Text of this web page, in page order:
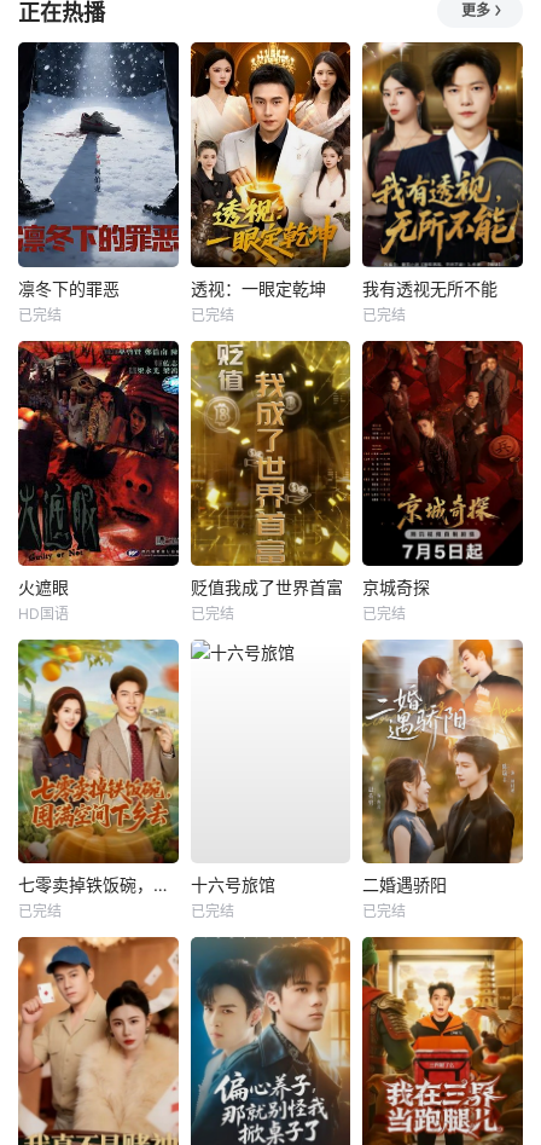
正在热播 更多
凛冬下的罪恶
已完结
透视：一眼定乾坤
已完结
我有透视无所不能
已完结
火遮眼
HD国语
贬值我成了世界首富
已完结
京城奇探
已完结
七零卖掉铁饭碗，囤满空间下乡去
已完结
十六号旅馆
已完结
二婚遇骄阳
已完结